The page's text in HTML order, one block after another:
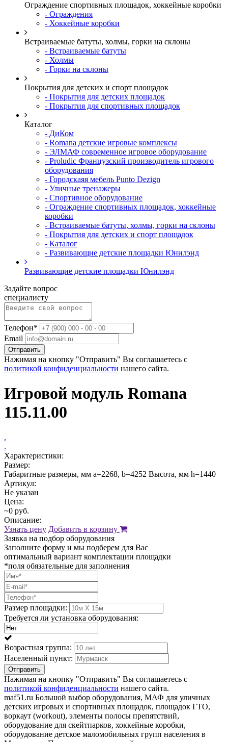
Ограждение спортивных площадок, хоккейные коробки
- Ограждения
- Хоккейные коробки
Встраиваемые батуты, холмы, горки на склоны
- Встраиваемые батуты
- Холмы
- Горки на склоны
Покрытия для детских и спорт площадок
- Покрытия для детских площадок
- Покрытия для спортивных площадок
Каталог
- ДиКом
- Romana детские игровые комплексы
- ЭЛМАФ современное игровое оборудование
- Proludic Французский производитель игрового
оборудования
- Городскаяя мебель Punto Dezign
- Уличные тренажеры
- Спортивное оборудование
- Ограждение спортивных площадок, хоккейные
коробки
- Встраиваемые батуты, холмы, горки на склоны
- Покрытия для детских и спорт площадок
- Каталог
- Развивающие детские площадки Юнилэнд
Развивающие детские площадки Юнилэнд
Задайте вопрос
специалисту
Телефон*
Email
Отправить
Нажимая на кнопку "Отправить" Вы соглашаетесь с
политикой конфиденциальности нашего сайта.
Игровой модуль Romana
115.11.00
.
.
Характеристики:
Размер:
Габаритные размеры, мм a=2268, b=4252 Высота, мм h=1440
Артикул:
Не указан
Цена:
~0 руб.
Описание:
Узнать цену Добавить в корзину
Заявка на подбор оборудования
Заполните форму и мы подберем для Вас
оптимальный вариант комплектации площадки
*поля обязательные для заполнения
Размер площадки:
Требуется ли установка оборудования:
Возрастная группа:
Населенный пункт:
Отправить
Нажимая на кнопку "Отправить" Вы соглашаетесь с
политикой конфиденциальности нашего сайта.
maf51.ru Большой выбор оборудования, МАФ для уличных
детских игровых и спортивных площадок, площадок ГТО,
воркаут (workout), элементы полосы препятствий,
оборудование для скейтпарков, хоккейные коробки,
оборудование детское маломобильных групп населения в